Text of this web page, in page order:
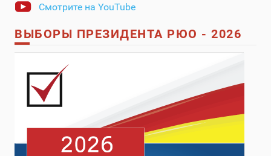
Смотрите на YouTube
ВЫБОРЫ ПРЕЗИДЕНТА РЮО - 2026